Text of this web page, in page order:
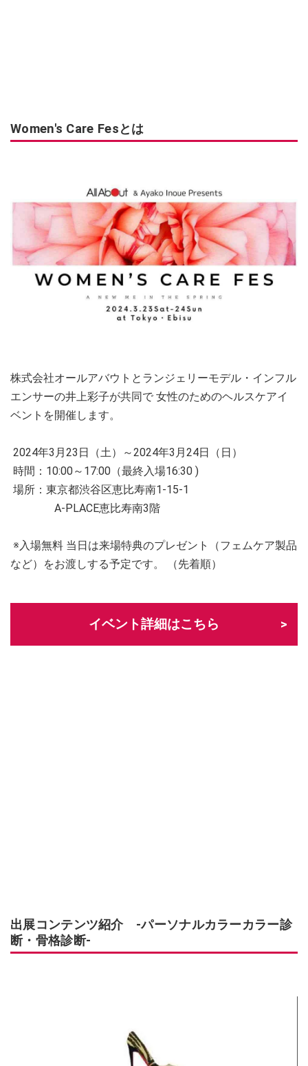
Women's Care Fesとは
株式会社オールアバウトとランジェリーモデル・インフル
エンサーの井上彩子が共同で 女性のためのヘルスケアイ
ベントを開催します。
2024年3月23日（土）～2024年3月24日（日）
時間：10:00～17:00（最終入場16:30 )
場所：東京都渋谷区恵比寿南1-15-1
A-PLACE恵比寿南3階
※入場無料 当日は来場特典のプレゼント（フェムケア製品
など）をお渡しする予定です。 （先着順）
イベント詳細はこちら
出展コンテンツ紹介 ‐パーソナルカラーカラー診
断・骨格診断‐